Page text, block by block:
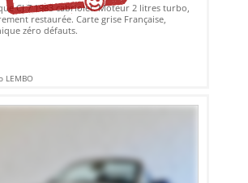
CJ 7 1983 cabriolet. Moteur 2 litres turbo,
restaurée. Carte grise Française,
zéro défauts.
LEMBO